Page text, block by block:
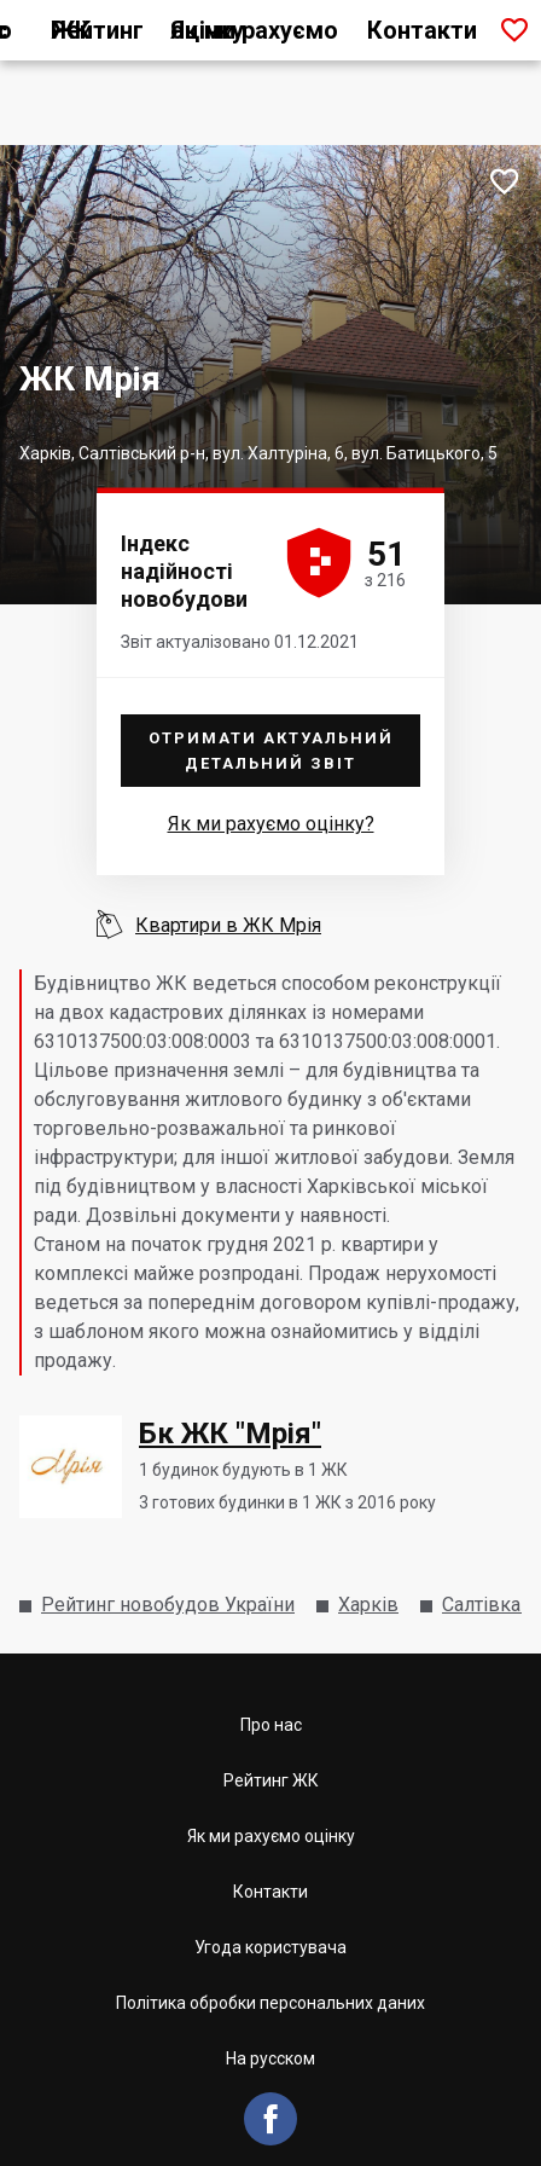
Рейтинг ЖК Як ми рахуємо оцінку Контакти 
ЖК Мрія
Харків, Салтівський р-н, вул. Халтуріна, 6, вул. Батицького, 5

Будівництво ЖК ведеться способом реконструкції
на двох кадастрових ділянках із номерами
6310137500:03:008:0003 та 6310137500:03:008:0001.
Цільове призначення землі – для будівництва та
обслуговування житлового будинку з об'єктами
торговельно-розважальної та ринкової
інфраструктури; для іншої житлової забудови. Земля
під будівництвом у власності Харківської міської
ради. Дозвільні документи у наявності.
Станом на початок грудня 2021 р. квартири у
комплексі майже розпродані. Продаж нерухомості
ведеться за попереднім договором купівлі-продажу,
з шаблоном якого можна ознайомитись у відділі
продажу.
Бк ЖК "Мрія"
1 будинок будують в 1 ЖК
3 готових будинки в 1 ЖК з 2016 року
Індекс
надійності
новобудови




 51
з 216
Звіт актуалізовано 01.12.2021
ОТРИМАТИ АКТУАЛЬНИЙ
ДЕТАЛЬНИЙ ЗВІТ
Як ми рахуємо оцінку?
 Квартири в ЖК Мрія
Рейтинг новобудов України Харків Салтівка
Про нас
Рейтинг ЖК
Як ми рахуємо оцінку
Контакти
Угода користувача
Політика обробки персональних даних
На русском
